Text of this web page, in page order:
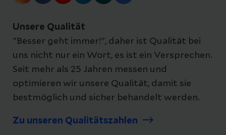
Unsere Qualität
"Besser geht immer!", daher ist Qualität bei
uns nicht nur ein Wort, es ist ein Versprechen.
Seit mehr als 25 Jahren messen und
optimieren wir unsere Qualität, damit sie
bestmöglich und sicher behandelt werden.
Zu unseren Qualitätszahlen